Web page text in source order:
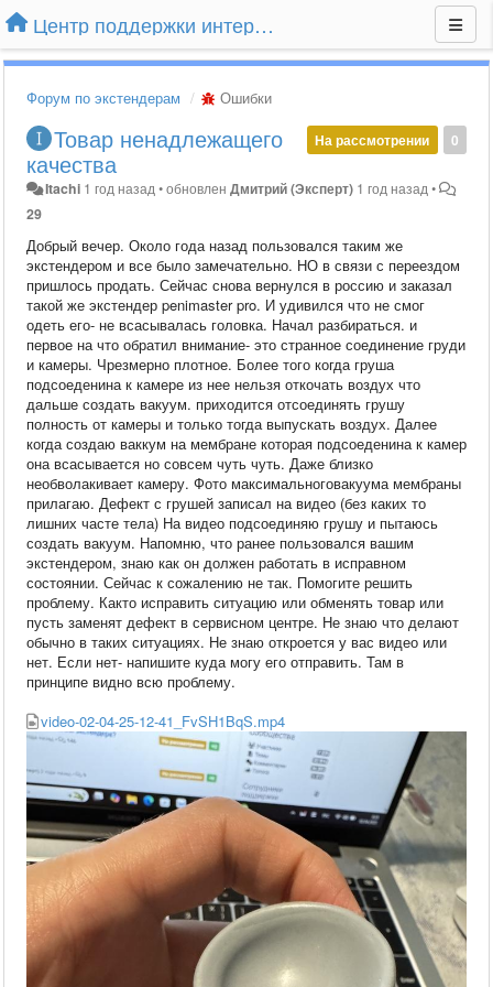
Центр поддержки интернет-магазина Extender24.ru
Форум по экстендерам Ошибки
0
На рассмотрении
Товар ненадлежащего
качества
Itachi 1 год назад•обновленДмитрий (Эксперт) 1 год назад•
29
Добрый вечер. Около года назад пользовался таким же
экстендером и все было замечательно. НО в связи с переездом
пришлось продать. Сейчас снова вернулся в россию и заказал
такой же экстендер penimaster pro. И удивился что не смог
одеть его- не всасывалась головка. Начал разбираться. и
первое на что обратил внимание- это странное соединение груди
и камеры. Чрезмерно плотное. Более того когда груша
подсоеденина к камере из нее нельзя откочать воздух что
дальше создать вакуум. приходится отсоединять грушу
полность от камеры и только тогда выпускать воздух. Далее
когда создаю ваккум на мембране которая подсоеденина к камер
она всасывается но совсем чуть чуть. Даже близко
необволакивает камеру. Фото максимальноговакуума мембраны
прилагаю. Дефект с грушей записал на видео (без каких то
лишних часте тела) На видео подсоединяю грушу и пытаюсь
создать вакуум. Напомню, что ранее пользовался вашим
экстендером, знаю как он должен работать в исправном
состоянии. Сейчас к сожалению не так. Помогите решить
проблему. Както исправить ситуацию или обменять товар или
пусть заменят дефект в сервисном центре. Не знаю что делают
обычно в таких ситуациях. Не знаю откроется у вас видео или
нет. Если нет- напишите куда могу его отправить. Там в
принципе видно всю проблему.
video-02-04-25-12-41_FvSH1BqS.mp4